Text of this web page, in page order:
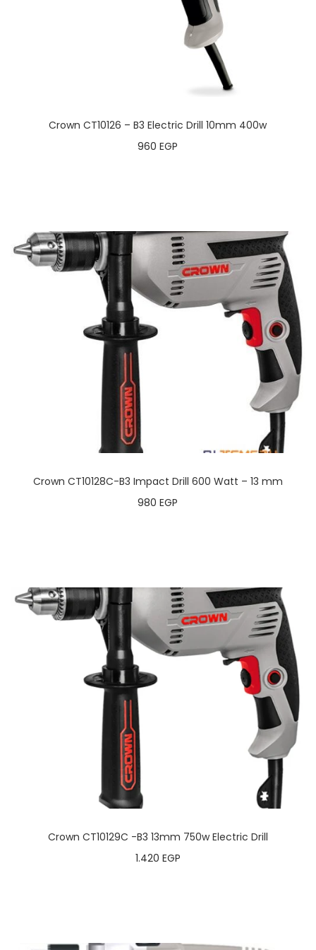
Crown CT10126 – B3 Electric Drill 10mm 400w
960EGP
Crown CT10128C-B3 Impact Drill 600 Watt – 13 mm
980EGP
Crown CT10129C -B3 13mm 750w Electric Drill
1.420 EGP